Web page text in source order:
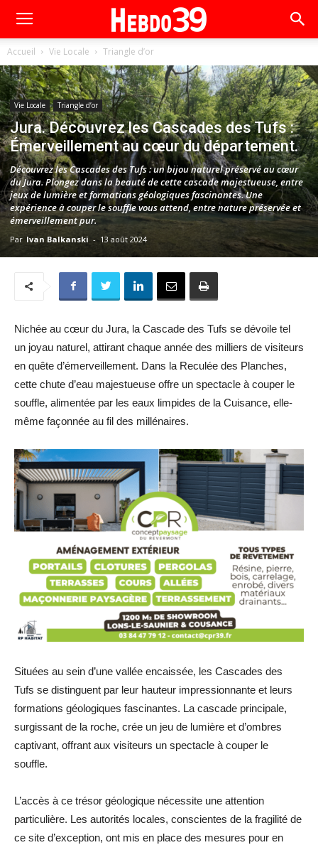
Accueil Vie Locale Triangle d’or
Vie Locale Triangle d’or
Jura. Découvrez les Cascades des Tufs :
Émerveillement au cœur du département.
Découvrez les Cascades des Tufs : un bijou naturel préservé au cœur
du Jura. Plongez dans la beauté de cette cascade majestueuse, entre
jeux de lumière et formations géologiques fascinantes. Une
expérience à couper le souffle vous attend, entre nature préservée et
émerveillement pur.
Par Ivan Balkanski - 13 août 2024
Nichée au cœur du Jura, la Cascade des Tufs se dévoile tel
un joyau naturel, attirant chaque année des milliers de visiteurs
en quête d’émerveillement. Dans la Reculée des Planches,
cette chute d’eau majestueuse offre un spectacle à couper le
souffle, alimentée par les eaux limpides de la Cuisance, elle-
même façonnée au fil des millénaires.
Situées au sein d’une vallée encaissée, les Cascades des
Tufs se distinguent par leur hauteur impressionnante et leurs
formations géologiques fascinantes. La cascade principale,
surgissant de la roche, crée un jeu de lumière et d’ombres
captivant, offrant aux visiteurs un spectacle à couper le
souffle.
L’accès à ce trésor géologique nécessite une attention
particulière. Les autorités locales, conscientes de la fragilité de
ce site d’exception, ont mis en place des mesures pour en